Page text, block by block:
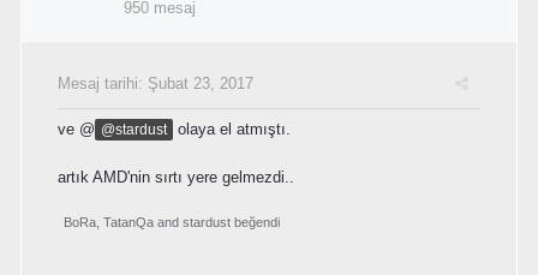
950 mesaj
Mesaj tarihi: Şubat 23, 2017
ve @ @stardust olaya el atmıştı.
artık AMD'nin sırtı yere gelmezdi..
BoRa TatanQa and stardust beğendi